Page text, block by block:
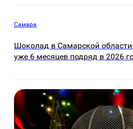
Самара
Шоколад в Самарской
уже 6 месяцев подряд в 2026